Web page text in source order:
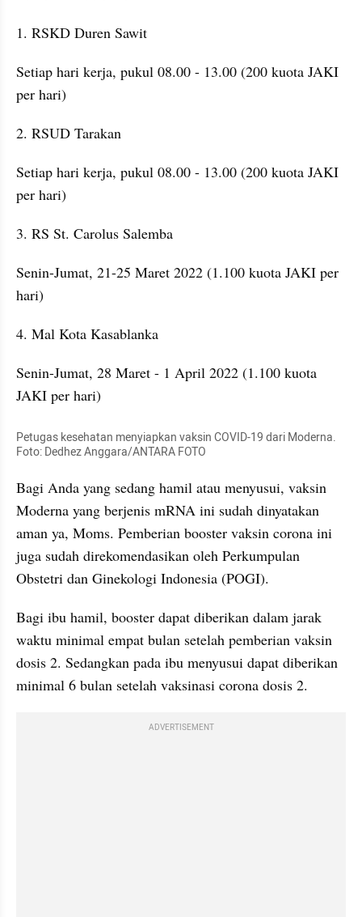
1. RSKD Duren Sawit
Setiap hari kerja, pukul 08.00 - 13.00 (200 kuota JAKI
per hari)
2. RSUD Tarakan
Setiap hari kerja, pukul 08.00 - 13.00 (200 kuota JAKI
per hari)
3. RS St. Carolus Salemba
Senin-Jumat, 21-25 Maret 2022 (1.100 kuota JAKI per
hari)
4. Mal Kota Kasablanka
Senin-Jumat, 28 Maret - 1 April 2022 (1.100 kuota
JAKI per hari)
Petugas kesehatan menyiapkan vaksin COVID-19 dari Moderna.
Foto: Dedhez Anggara/ANTARA FOTO
Bagi Anda yang sedang hamil atau menyusui, vaksin
Moderna yang berjenis mRNA ini sudah dinyatakan
aman ya, Moms. Pemberian booster vaksin corona ini
juga sudah direkomendasikan oleh Perkumpulan
Obstetri dan Ginekologi Indonesia (POGI).
Bagi ibu hamil, booster dapat diberikan dalam jarak
waktu minimal empat bulan setelah pemberian vaksin
dosis 2. Sedangkan pada ibu menyusui dapat diberikan
minimal 6 bulan setelah vaksinasi corona dosis 2.
ADVERTISEMENT